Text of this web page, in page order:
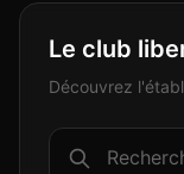
Le club
Découvrez